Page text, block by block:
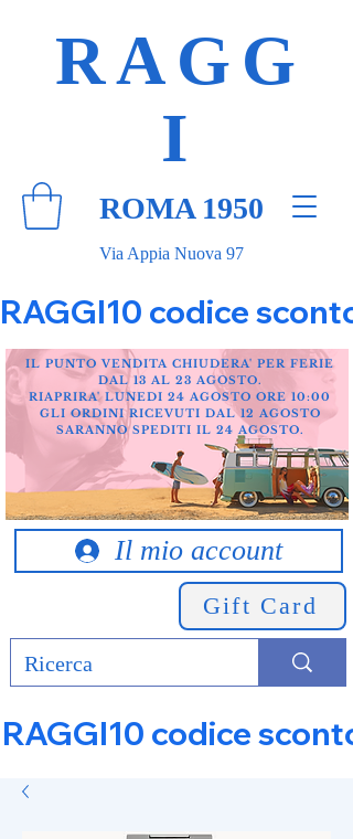
Via Appia Nuova 97
RAGG
I
ROMA 1950
RAGGI10 codice
Il mio account
Gift Card
IL PUNTO VENDITA CHIUDERA' PER FERIE
DAL 13 AL 23 AGOSTO.
RIAPRIRA' LUNEDI 24 AGOSTO ORE 10:00
GLI ORDINI RICEVUTI DAL 12 AGOSTO
SARANNO SPEDITI IL 24 AGOSTO.
RAGGI10 codice